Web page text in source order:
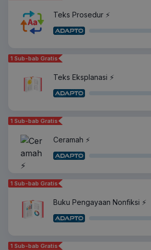
Teks Prosedur ⚡️
1 Sub-bab Gratis
Teks Eksplanasi ⚡️
1 Sub-bab Gratis
Ceramah ⚡️
1 Sub-bab Gratis
Buku Pengayaan Nonfiksi ⚡️
1 Sub-bab Gratis